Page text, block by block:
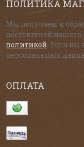
ПОЛИТИКА
Мы получаем и
посетителей нашего
политикой . Если вы
персональных
ОПЛАТА